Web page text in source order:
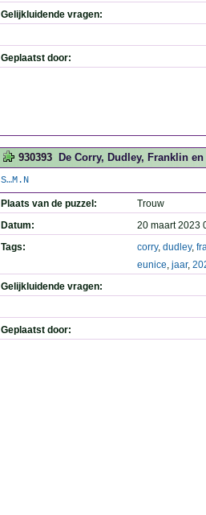
Gelijkluidende vragen:
Geplaatst door:
930393 De Corry, Dudley, Franklin
S…M.N
Plaats van de puzzel:
Trouw
Datum:
20 maart 2023
Tags:
corry, dudley,
eunice, jaar,
Gelijkluidende vragen:
Geplaatst door: